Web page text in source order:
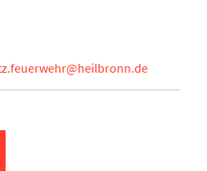
@heilbronn.de